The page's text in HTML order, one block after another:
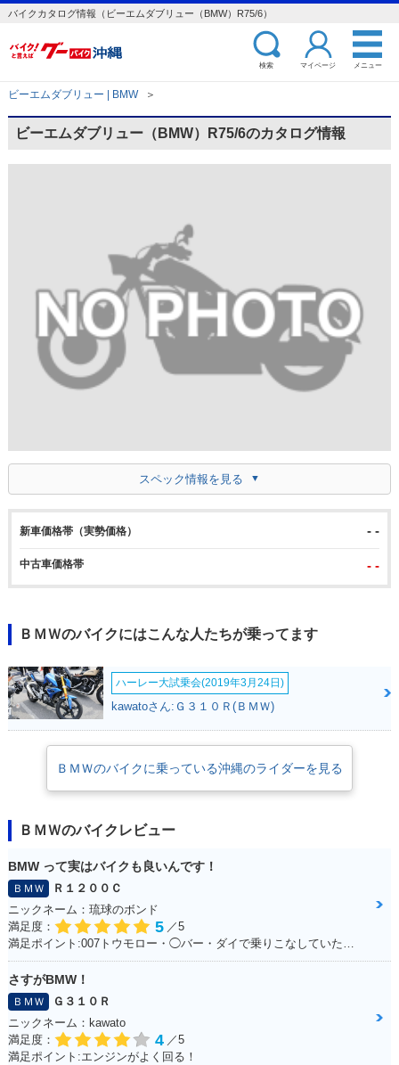
バイクカタログ情報（ビーエムダブリュー（BMW）R75/6）
検索 マイページ メニュー
ビーエムダブリュー | BMW ＞
ビーエムダブリュー（BMW）R75/6のカタログ情報
スペック情報を見る
新車価格帯（実勢価格） - -
中古車価格帯 - -
ＢＭＷのバイクにはこんな人たちが乗ってます
ハーレー大試乗会(2019年3月24日)
kawatoさん:Ｇ３１０Ｒ(ＢＭＷ)
ＢＭＷのバイクに乗っている沖縄のライダーを見る
ＢＭＷのバイクレビュー
BMW って実はバイクも良いんです！
ＢＭＷ
Ｒ１２００Ｃ
ニックネーム：琉球のボンド
満足度：
5 ／5
満足ポイント:007トウモロー・◯バー・ダイで乗りこなしていた。 当時からこのバイクに憧れて、やっと30になって購入☆ あの2回目のデートで彼女といったYokohama 大黒埠頭ではじゃじゃ馬な彼女と同じくらいお前もじゃじゃ馬だったよな。 今でも乗っているとよくハーレー乗りの方に声を掛けられます！ 一生大事にするからな！
さすがBMW！
ＢＭＷ
Ｇ３１０Ｒ
ニックネーム：kawato
満足度：
4 ／5
満足ポイント:エンジンがよく回る！